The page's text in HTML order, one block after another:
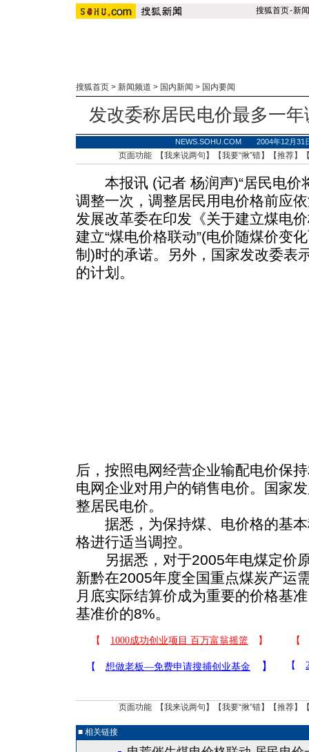
搜狐首页-新闻
搜狐首页 > 新闻频道 > 国内新闻 > 国内要闻
发改委称居民电价最多一
NEWS.SOHU.COM 2004年12月
页面功能 【我来说两句 】【我要“揪”错】【推荐】
本报讯 (记者 杨润声)“居民电价
调整一次，调整居民用电价格前应
发展改革委在印发《关于建立煤电
建立“煤电价格联动”(电价随煤价变
制)时的承诺。另外，国家发改委表
的计划。
后，按照电网经营企业输配电价保
电网企业对用户的销售电价。国家
整居民电价。
据悉，为保持煤、电价格的基本
格进行适当调控。
另据悉，对于2005年电煤定价原
新黔在2005年度全国重点煤炭产运
月底实际结算价成为重要的价格基
基准价的8%。
页面功能 【我来说两句 】【我要“揪”错】【推荐】
■ 相关链接